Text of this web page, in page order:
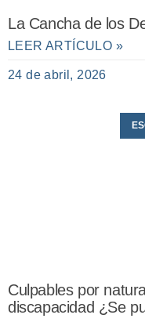
La Cancha de los
LEER ARTÍCULO »
24 de abril, 2026
Culpables por
discapacidad ¿Se